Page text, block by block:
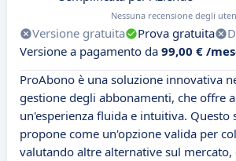
Nessuna recensione degli
Versione gratuita Prova gratuita
Versione a pagamento da 99,00 € /
ProAbono è una soluzione innovativa
gestione degli abbonamenti, che offre
un'esperienza fluida e intuitiva. Questo
propone come un'opzione valida per
valutando altre alternative sul mercato,